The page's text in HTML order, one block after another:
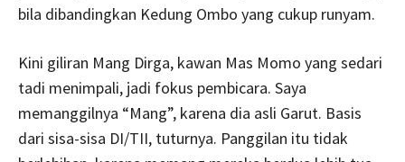
bila dibandingkan Kedung Ombo yang cukup runyam.
Kini giliran Mang Dirga, kawan Mas Momo yang sedari
tadi menimpali, jadi fokus pembicara. Saya
memanggilnya “Mang”, karena dia asli Garut. Basis
dari sisa-sisa DI/TII, tuturnya. Panggilan itu tidak